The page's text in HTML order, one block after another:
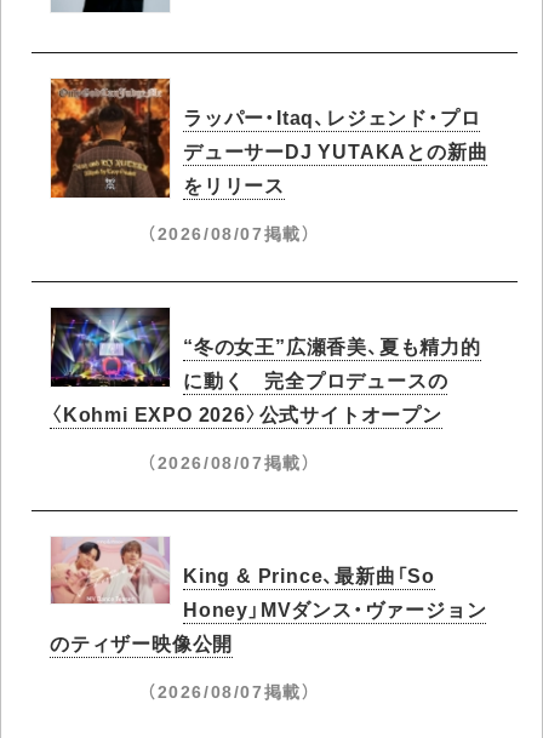
ラッパー・Itaq、レジェンド・プロ
デューサーDJ YUTAKAとの新曲
をリリース
（2026/08/07掲載）
“冬の女王”広瀬香美、夏も精力的
に動く 完全プロデュースの
〈Kohmi EXPO 2026〉公式サイトオープン
（2026/08/07掲載）
King & Prince、最新曲「So
Honey」MVダンス・ヴァージョン
のティザー映像公開
（2026/08/07掲載）